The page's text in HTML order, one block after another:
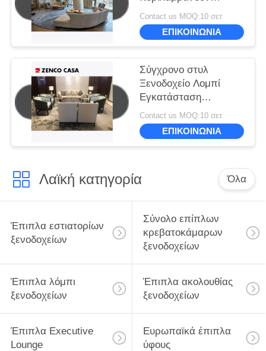
καναπέ και τραπέζι
καφέ μεγέθους
3600*900*780
Contact us MOQ:10 σετ
ΕΠΙΚΟΙΝΩΝΙΑ
Σύγχρονο στυλ
Ξενοδοχείο Λομπί
Εγκατάσταση
αναψυχής
Συμπεριλαμβανομένου
καναπέ Ανοικτής
Contact us MOQ:10 σετ
ΕΠΙΚΟΙΝΩΝΙΑ
Λαϊκή κατηγορία Όλα
Έπιπλα εστιατορίων
ξενοδοχείων
Σύνολο επίπλων
κρεβατοκάμαρων
ξενοδοχείων
Έπιπλα λόμπι
ξενοδοχείων
Έπιπλα ακολουθίας
ξενοδοχείων
Έπιπλα Executive
Lounge
Ευρωπαϊκά έπιπλα
ύφους